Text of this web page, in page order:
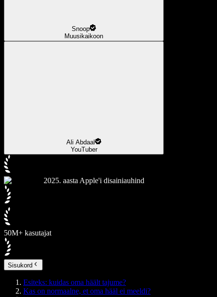
Snoop
Muusikaikoon
Ali Abdaal
YouTuber
2025. aasta Apple'i disainiauhind
50M+ kasutajat
Sisukord
Esiteks: kuidas oma häält tajume?
Kas on normaalne, et oma hääl ei meeldi?